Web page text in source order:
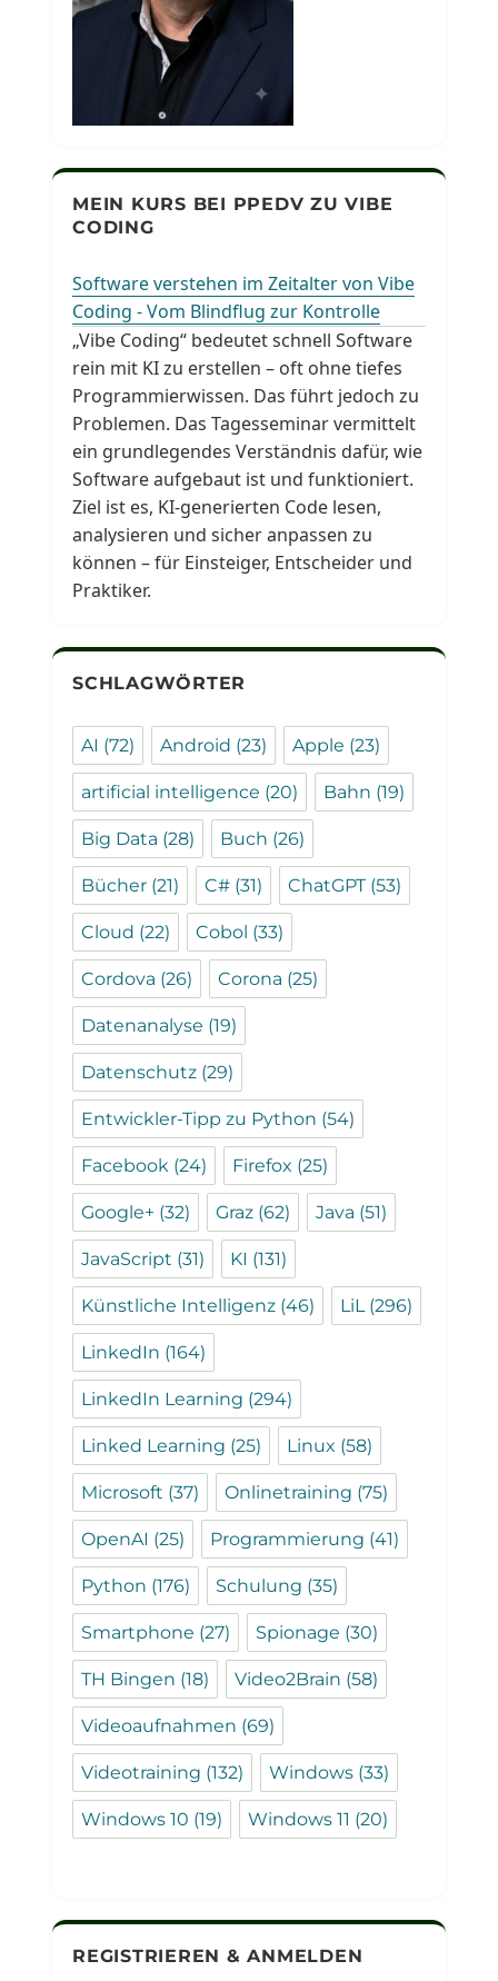
MEIN KURS BEI PPEDV ZU VIBE
CODING
Software verstehen im Zeitalter von Vibe
Coding - Vom Blindflug zur Kontrolle
„Vibe Coding“ bedeutet schnell Software
rein mit KI zu erstellen – oft ohne tiefes
Programmierwissen. Das führt jedoch zu
Problemen. Das Tagesseminar vermittelt
ein grundlegendes Verständnis dafür, wie
Software aufgebaut ist und funktioniert.
Ziel ist es, KI-generierten Code lesen,
analysieren und sicher anpassen zu
können – für Einsteiger, Entscheider und
Praktiker.
SCHLAGWÖRTER
AI (72) Android (23) Apple (23)
artificial intelligence (20) Bahn (19)
Big Data (28) Buch (26)
Bücher (21) C# (31) ChatGPT(53)
Cloud (22) Cobol (33)
Cordova (26) Corona (25)
Datenanalyse (19)
Datenschutz (29)
Entwickler-Tipp zu Python (54)
Facebook (24) Firefox (25)
Google+ (32) Graz (62) Java (51)
JavaScript (31) KI (131)
Künstliche Intelligenz (46) LiL(296)
LinkedIn (164)
LinkedIn Learning (294)
Linked Learning (25) Linux (58)
Microsoft (37) Onlinetraining (75)
OpenAI (25) Programmierung (41)
Python (176) Schulung (35)
Smartphone (27) Spionage (30)
TH Bingen (18) Video2Brain (58)
Videoaufnahmen (69)
Videotraining (132) Windows (33)
Windows 10 (19) Windows 11 (20)
REGISTRIEREN & ANMELDEN